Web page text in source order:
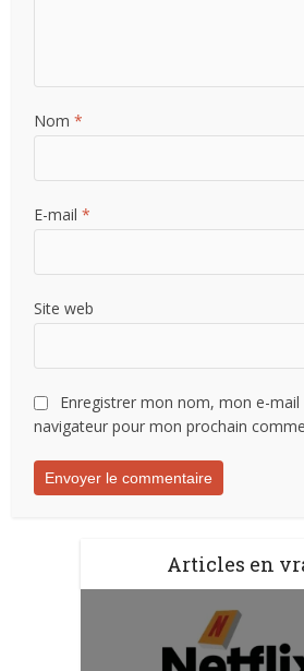
Nom*
E-mail*
Site web
Enregistrer mon nom, mon e-
navigateur pour mon prochain
Articles en